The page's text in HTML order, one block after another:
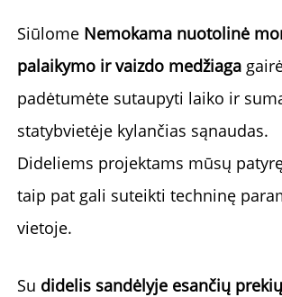
Siūlome Nemokama nuotolinė
palaikymo ir vaizdo medžiaga
padėtumėte sutaupyti laiko ir
statybvietėje kylančias sąnaudas.
Dideliems projektams mūsų
taip pat gali suteikti techninę
vietoje.
Su didelis sandėlyje esančių